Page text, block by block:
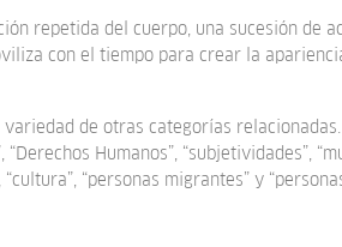
repetida del cuerpo, una sucesión de
con el tiempo para crear la
de otras categorías
Humanos”, “subjetividades”,
“personas migrantes” y